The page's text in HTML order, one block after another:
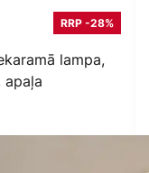
lampa,
apaļa
RRP -28%